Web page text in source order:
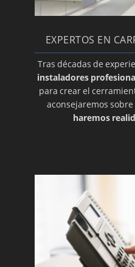
EXPERTOS EN
Tras décadas de
instaladores
para crear el
aconsejaremos
haremos